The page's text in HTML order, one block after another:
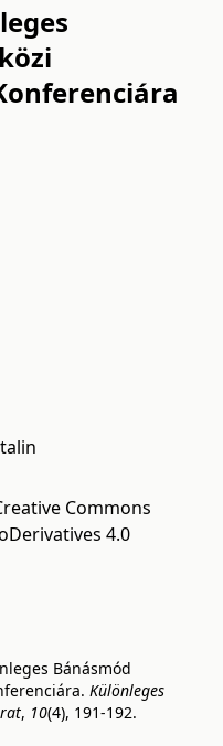
Commons
4.0
Bánásmód
Különleges
, 10(4), 191-192.